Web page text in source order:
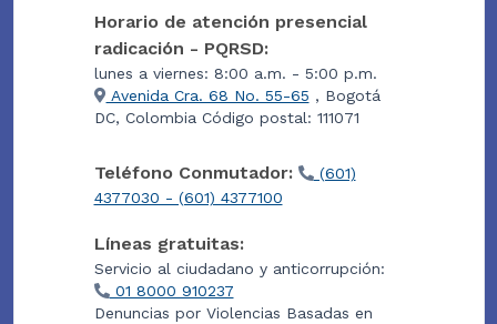
Horario de atención presencial
radicación - PQRSD:
lunes a viernes: 8:00 a.m. - 5:00 p.m.
Avenida Cra. 68 No. 55-65 , Bogotá
DC, Colombia Código postal: 111071
Teléfono Conmutador:
(601)
4377030 - (601) 4377100
Líneas gratuitas:
Servicio al ciudadano y anticorrupción:
01 8000 910237
Denuncias por Violencias Basadas en